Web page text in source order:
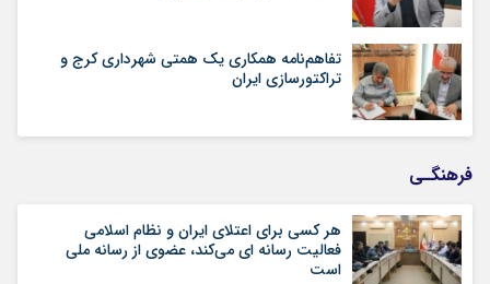
تفاهم‌نامه همکاری یک همتی شهرداری کرج و
تراکتورسازی ایران
فرهنگـی
هر کسی برای اعتلای ایران و نظام اسلامی
فعالیت رسانه ای می‌کند، عضوی از رسانه ملی
است